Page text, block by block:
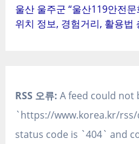
울산 울주군 “울산119안전
위치 정보, 경험거리, 활용법
RSS 오류: A feed could not
`https://www.korea.kr/
status code is `404` and